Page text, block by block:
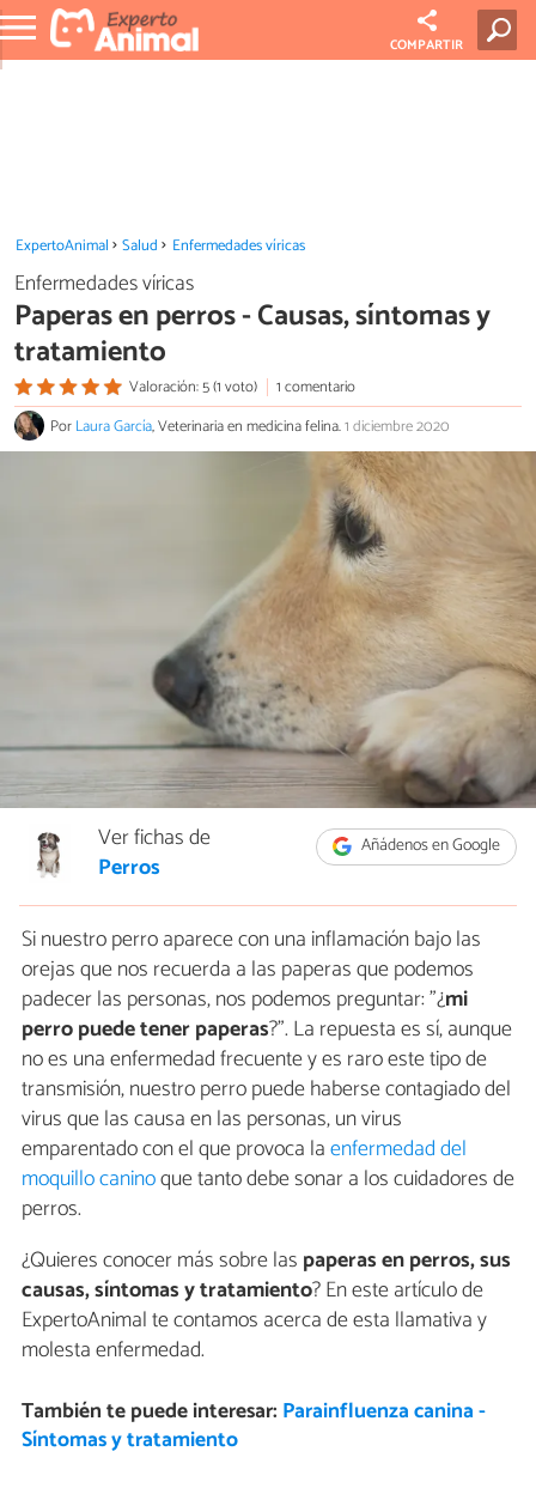
COMPARTIR
ExpertoAnimal Salud Enfermedades víricas
Enfermedades víricas
Paperas en perros - Causas, síntomas y
tratamiento
Valoración: 5 (1 voto)
1 comentario
PorLaura García, Veterinaria en medicina felina.1 diciembre 2020
Añádenos en Google
Ver fichas de
Perros
Si nuestro perro aparece con una inflamación bajo las
orejas que nos recuerda a las paperas que podemos
padecer las personas, nos podemos preguntar: "¿mi
perro puede tener paperas?". La repuesta es sí, aunque
no es una enfermedad frecuente y es raro este tipo de
transmisión, nuestro perro puede haberse contagiado del
virus que las causa en las personas, un virus
emparentado con el que provoca laenfermedad del
moquillo caninoque tanto debe sonar a los cuidadores de
perros.
¿Quieres conocer más sobre las paperas en perros, sus
causas, síntomas y tratamiento? En este artículo de
ExpertoAnimal te contamos acerca de esta llamativa y
molesta enfermedad.
También te puede interesar: Parainfluenza canina -
Síntomas y tratamiento